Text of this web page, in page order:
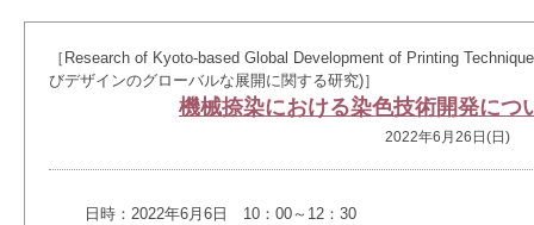
［Research of Kyoto-based Global Development of Printing
びデザインのグローバルな展開に関する研究)］
機械捺染における染色技術開発につ
2022年6月26日(日)
日時：2022年6月6日 10：00～12：30